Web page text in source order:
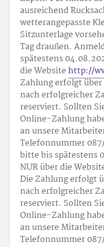
ausreichend
wetterangepasste
Sitzunterlage
Tag draußen.
spätestens
die Website http://
Zahlung erfolgt
nach erfolgreicher
reserviert. Sollten
Online-Zahlung
an unsere
Telefonnummer
bitte bis spätestens
NUR über die
Die Zahlung erfolgt
nach erfolgreicher
reserviert. Sollten
Online-Zahlung
an unsere
Telefonnummer